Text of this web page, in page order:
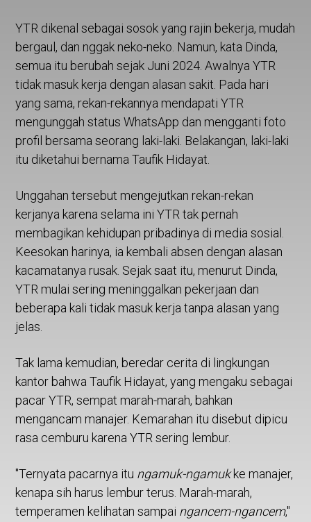
YTR dikenal sebagai sosok yang rajin bekerja, mudah
bergaul, dan nggak neko-neko. Namun, kata Dinda,
semua itu berubah sejak Juni 2024. Awalnya YTR
tidak masuk kerja dengan alasan sakit. Pada hari
yang sama, rekan-rekannya mendapati YTR
mengunggah status WhatsApp dan mengganti foto
profil bersama seorang laki-laki. Belakangan, laki-laki
itu diketahui bernama Taufik Hidayat.
Unggahan tersebut mengejutkan rekan-rekan
kerjanya karena selama ini YTR tak pernah
membagikan kehidupan pribadinya di media sosial.
Keesokan harinya, ia kembali absen dengan alasan
kacamatanya rusak. Sejak saat itu, menurut Dinda,
YTR mulai sering meninggalkan pekerjaan dan
beberapa kali tidak masuk kerja tanpa alasan yang
jelas.
Tak lama kemudian, beredar cerita di lingkungan
kantor bahwa Taufik Hidayat, yang mengaku sebagai
pacar YTR, sempat marah-marah, bahkan
mengancam manajer. Kemarahan itu disebut dipicu
rasa cemburu karena YTR sering lembur.
"Ternyata pacarnya itu ngamuk-ngamukke manajer,
kenapa sih harus lembur terus. Marah-marah,
temperamen kelihatan sampai ngancem-ngancem,"